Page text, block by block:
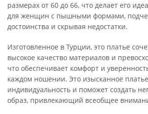
размерах от 60 до 66, что делает его
для женщин с пышными формами,
достоинства и скрывая недостатки.
Изготовленное в Турции, это платье
высокое качество материалов и
что обеспечивает комфорт и
каждом ношении. Это изысканное
индивидуальность и поможет создать
образ, привлекающий всеобщее